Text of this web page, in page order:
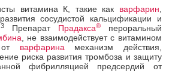
витамина К, такие как варфарин,
сосудистой кальцификации и
3Препарат Прадакса®пероральный
, не взаимодействует с витамином
от варфаринамеханизм действия,
риска развития тромбоза и защиту
фибрилляцией предсердий от